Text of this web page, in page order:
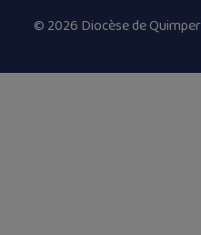
© 2026 Diocèse de